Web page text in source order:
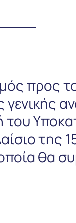
προς
του
της
θα